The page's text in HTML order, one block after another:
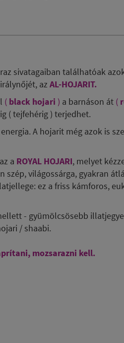
sivatagaiban találhatóak
az AL-HOJARIT.
( black hojari ) a barnáson át (
( tejfehérig ) terjedhet.
A hojarit még azok is
a ROYAL HOJARI, melyet
világossárga, gyakran
ez a friss kámforos,
- gyümölcsösebb
/ shaabi.
mozsarazni kell.